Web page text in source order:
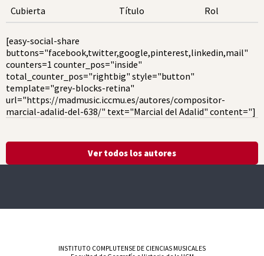
Cubierta Título Rol
[easy-social-share
buttons="facebook,twitter,google,pinterest,linkedin,mail"
counters=1 counter_pos="inside"
total_counter_pos="rightbig" style="button"
template="grey-blocks-retina"
url="https://madmusic.iccmu.es/autores/compositor-
marcial-adalid-del-638/" text="Marcial del Adalid" content="]
Ver todos los autores
INSTITUTO COMPLUTENSE DE CIENCIAS MUSICALES